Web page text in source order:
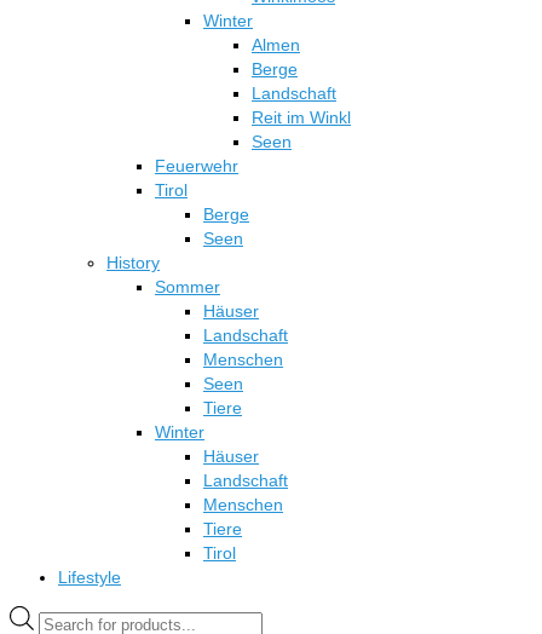
Winter
Almen
Berge
Landschaft
Reit im Winkl
Seen
Feuerwehr
Tirol
Berge
Seen
History
Sommer
Häuser
Landschaft
Menschen
Seen
Tiere
Winter
Häuser
Landschaft
Menschen
Tiere
Tirol
Lifestyle
Products